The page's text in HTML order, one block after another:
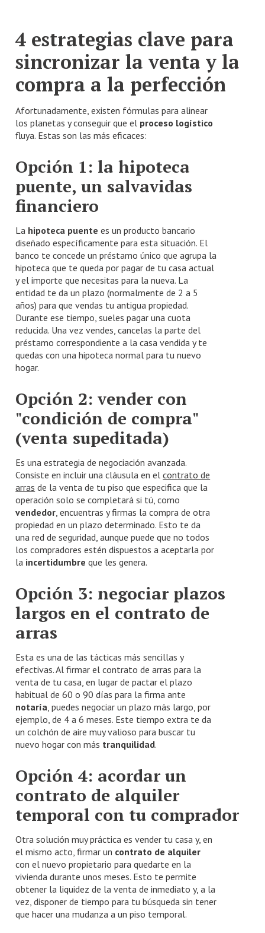
4 estrategias clave para
sincronizar la venta y la
compra a la perfección
Afortunadamente, existen fórmulas para alinear
los planetas y conseguir que el proceso logístico
fluya. Estas son las más eficaces:
Opción 1: la hipoteca
puente, un salvavidas
financiero
La hipoteca puente es un producto bancario
diseñado específicamente para esta situación. El
banco te concede un préstamo único que agrupa la
hipoteca que te queda por pagar de tu casa actual
y el importe que necesitas para la nueva. La
entidad te da un plazo (normalmente de 2 a 5
años) para que vendas tu antigua propiedad.
Durante ese tiempo, sueles pagar una cuota
reducida. Una vez vendes, cancelas la parte del
préstamo correspondiente a la casa vendida y te
quedas con una hipoteca normal para tu nuevo
hogar.
Opción 2: vender con
"condición de compra"
(venta supeditada)
Es una estrategia de negociación avanzada.
Consiste en incluir una cláusula en elcontrato de
arras de la venta de tu piso que especifica que la
operación solo se completará si tú, como
vendedor , encuentras y firmas la compra de otra
propiedad en un plazo determinado. Esto te da
una red de seguridad, aunque puede que no todos
los compradores estén dispuestos a aceptarla por
la incertidumbre que les genera.
Opción 3: negociar plazos
largos en el contrato de
arras
Esta es una de las tácticas más sencillas y
efectivas. Al firmar el contrato de arras para la
venta de tu casa, en lugar de pactar el plazo
habitual de 60 o 90 días para la firma ante
notaría , puedes negociar un plazo más largo, por
ejemplo, de 4 a 6 meses. Este tiempo extra te da
un colchón de aire muy valioso para buscar tu
nuevo hogar con más tranquilidad.
Opción 4: acordar un
contrato de alquiler
temporal con tu comprador
Otra solución muy práctica es vender tu casa y, en
el mismo acto, firmar un contrato de alquiler
con el nuevo propietario para quedarte en la
vivienda durante unos meses. Esto te permite
obtener la liquidez de la venta de inmediato y, a la
vez, disponer de tiempo para tu búsqueda sin tener
que hacer una mudanza a un piso temporal.